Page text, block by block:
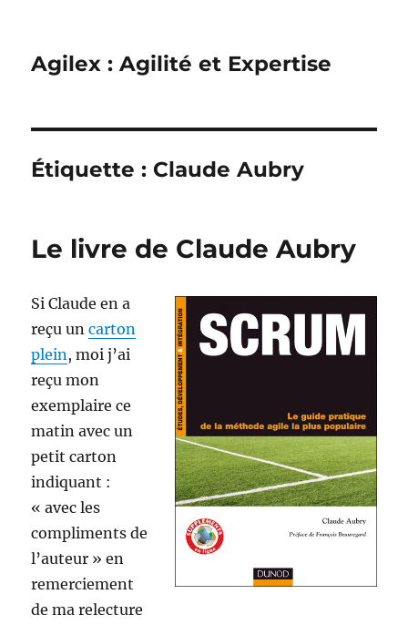
Agilex : Agilité et Expertise
Étiquette : Claude Aubry
Le livre de Claude Aubry
Si Claude en a
reçu uncarton
plein, moi j’ai
reçu mon
exemplaire ce
matin avec un
petit carton
indiquant :
« avec les
compliments de
l’auteur » en
remerciement
de ma relecture